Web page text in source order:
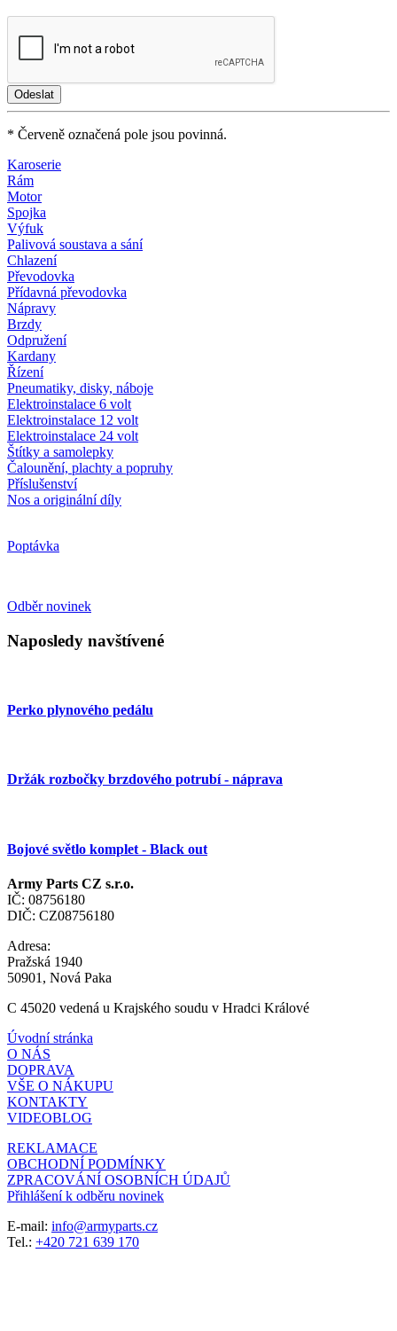
* Červeně označená pole jsou povinná.
Karoserie
Rám
Motor
Spojka
Výfuk
Palivová soustava a sání
Chlazení
Převodovka
Přídavná převodovka
Nápravy
Brzdy
Odpružení
Kardany
Řízení
Pneumatiky, disky, náboje
Elektroinstalace 6 volt
Elektroinstalace 12 volt
Elektroinstalace 24 volt
Štítky a samolepky
Čalounění, plachty a popruhy
Příslušenství
Nos a originální díly
Poptávka
Odběr novinek
Naposledy navštívené
Perko plynového pedálu
Držák rozbočky brzdového potrubí - náprava
Bojové světlo komplet - Black out
Army Parts CZ s.r.o.
IČ: 08756180
DIČ: CZ08756180
Adresa:
Pražská 1940
50901, Nová Paka
C 45020 vedená u Krajského soudu v Hradci Králové
Úvodní stránka
O NÁS
DOPRAVA
VŠE O NÁKUPU
KONTAKTY
VIDEOBLOG
REKLAMACE
OBCHODNÍ PODMÍNKY
ZPRACOVÁNÍ OSOBNÍCH ÚDAJŮ
Přihlášení k odběru novinek
E-mail: info@armyparts.cz
Tel.: +420 721 639 170